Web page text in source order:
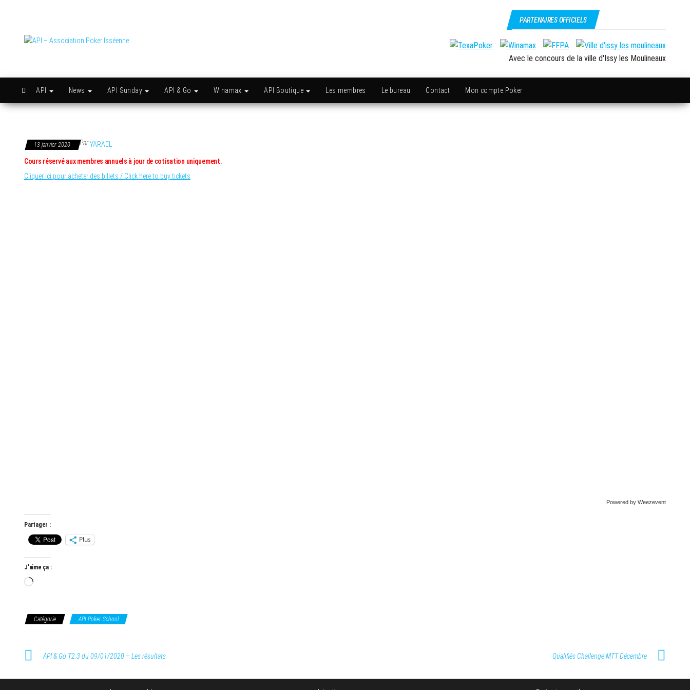
Poker
Isséenne
PARTENAIRES OFFICIELS
Avec le concours de la ville d'Issy les Moulineaux
API News API Sunday API & Go Winamax API Boutique Les membres Le bureau Contact Mon compte Poker
13 janvier 2020 ParYARAEL
Cours réservé aux membres annuels à jour de cotisation uniquement.
Cliquer ici pour acheter des billets / Click here to buy tickets
Powered by Weezevent
Partager :
Plus
J’aime ça :
Chargement…
Catégorie API Poker School
API & Go T2.3 du 09/01/2020 – Les résultats Qualifiés Challenge MTT Décembre